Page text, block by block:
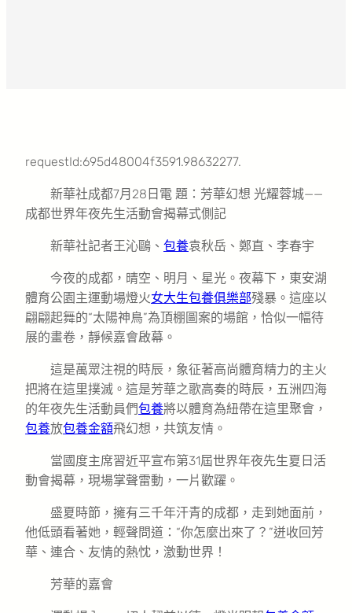
requestId:695d48004f3591.98632277.
新華社成都7月28日電 題：芳華幻想 光耀蓉城——
成都世界年夜先生活動會揭幕式側記
新華社記者王沁鷗、 包養袁秋岳、鄭直、李春宇
今夜的成都，晴空、明月、星光。夜幕下，東安湖
體育公園主運動場燈火女大生包養俱樂部殘暴。這座以
翩翩起舞的“太陽神鳥”為頂棚圖案的場館，恰似一幅待
展的畫卷，靜候嘉會啟幕。
這是萬眾注視的時辰，象征著高尚體育精力的主火
把將在這里撲滅。這是芳華之歌高奏的時辰，五洲四海
的年夜先生活動員們包養將以體育為紐帶在這里聚會，
包養放包養金額飛幻想，共筑友情。
當國度主席習近平宣布第31屆世界年夜先生夏日活
動會揭幕，現場掌聲雷動，一片歡躍。
盛夏時節，擁有三千年汗青的成都，走到她面前，
他低頭看著她，輕聲問道：“你怎麼出來了？”迸收回芳
華、連合、友情的熱忱，激動世界！
芳華的嘉會